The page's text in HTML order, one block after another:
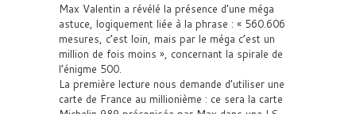
Max Valentin a révélé la présence d’une méga
astuce, logiquement liée à la phrase : « 560.606
mesures, c’est loin, mais par le méga c’est un
million de fois moins », concernant la spirale de
l’énigme 500.
La première lecture nous demande d’utiliser une
carte de France au millionième : ce sera la carte